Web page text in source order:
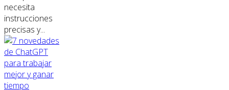
necesita
instrucciones
precisas y...